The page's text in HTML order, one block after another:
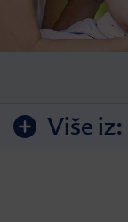
Više iz: